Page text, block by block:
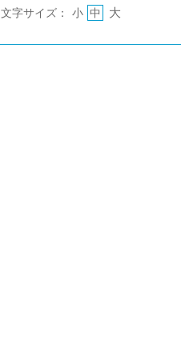
文字サイズ： 小 中 大